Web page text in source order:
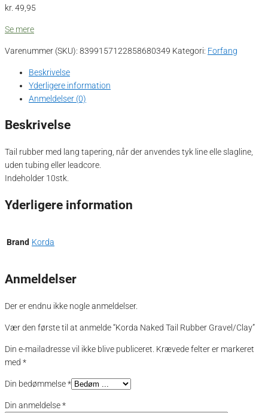
kr. 49,95
Se mere
Varenummer (SKU): 8399157122858680349 Kategori: Forfang
Beskrivelse
Yderligere information
Anmeldelser (0)
Beskrivelse
Tail rubber med lang tapering, når der anvendes tyk line elle slagline,
uden tubing eller leadcore.
Indeholder 10stk.
Yderligere information
Brand Korda
Anmeldelser
Der er endnu ikke nogle anmeldelser.
Vær den første til at anmelde “Korda Naked Tail Rubber Gravel/Clay”
Din e-mailadresse vil ikke blive publiceret. Krævede felter er markeret
med *
Din bedømmelse*
Din anmeldelse*